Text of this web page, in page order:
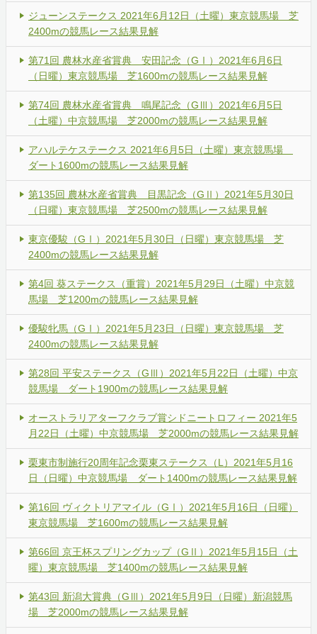
ジューンステークス 2021年6月12日（土曜）東京競馬場 芝
2400mの競馬レース結果見解
第71回 農林水産省賞典 安田記念（GⅠ）2021年6月6日
（日曜）東京競馬場 芝1600mの競馬レース結果見解
第74回 農林水産省賞典 鳴尾記念（GⅢ）2021年6月5日
（土曜）中京競馬場 芝2000mの競馬レース結果見解
アハルテケステークス 2021年6月5日（土曜）東京競馬場
ダート1600mの競馬レース結果見解
第135回 農林水産省賞典 目黒記念（GⅡ）2021年5月30日
（日曜）東京競馬場 芝2500mの競馬レース結果見解
東京優駿（GⅠ）2021年5月30日（日曜）東京競馬場 芝
2400mの競馬レース結果見解
第4回 葵ステークス（重賞）2021年5月29日（土曜）中京競
馬場 芝1200mの競馬レース結果見解
優駿牝馬（GⅠ）2021年5月23日（日曜）東京競馬場 芝
2400mの競馬レース結果見解
第28回 平安ステークス（GⅢ）2021年5月22日（土曜）中京
競馬場 ダート1900mの競馬レース結果見解
オーストラリアターフクラブ賞シドニートロフィー 2021年5
月22日（土曜）中京競馬場 芝2000mの競馬レース結果見解
栗東市制施行20周年記念栗東ステークス（L）2021年5月16
日（日曜）中京競馬場 ダート1400mの競馬レース結果見解
第16回 ヴィクトリアマイル（GⅠ）2021年5月16日（日曜）
東京競馬場 芝1600mの競馬レース結果見解
第66回 京王杯スプリングカップ（GⅡ）2021年5月15日（土
曜）東京競馬場 芝1400mの競馬レース結果見解
第43回 新潟大賞典（GⅢ）2021年5月9日（日曜）新潟競馬
場 芝2000mの競馬レース結果見解